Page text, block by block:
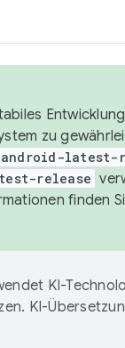
zu
android-latest-
release
finden
KI-
KI-